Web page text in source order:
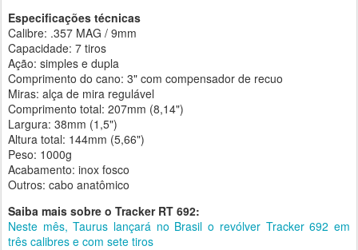
Especificações técnicas
Calibre: .357 MAG / 9mm
Capacidade: 7 tiros
Ação: simples e dupla
Comprimento do cano: 3" com compensador de recuo
Miras: alça de mira regulável
Comprimento total: 207mm (8,14")
Largura: 38mm (1,5")
Altura total: 144mm (5,66")
Peso: 1000g
Acabamento: inox fosco
Outros: cabo anatômico
Saiba mais sobre o Tracker RT 692:
Neste mês, Taurus lançará no Brasil o revólver Tracker 692 em
três calibres e com sete tiros